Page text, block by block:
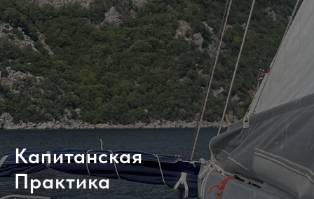
Капитанская
Практика